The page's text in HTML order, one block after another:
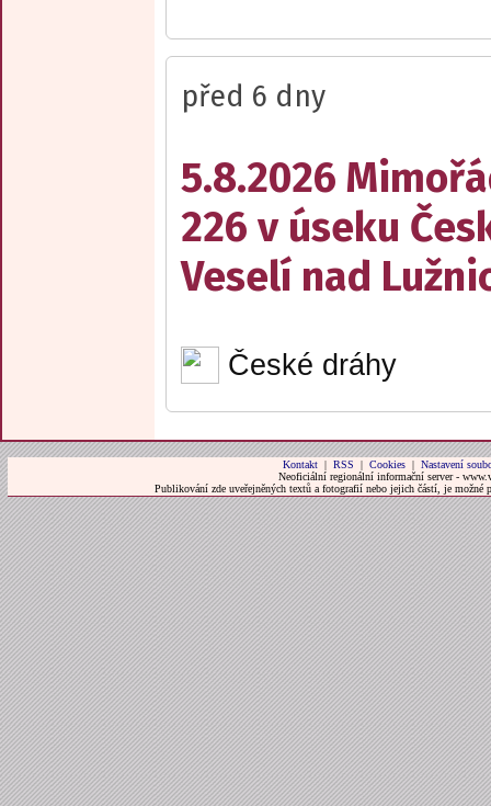
před 6 dny
5.8.2026
226 v úseku
Veselí nad
České dráhy
Kontakt| RSS | Cookies| Nastavení
Neoficiální regionální informační server -
Publikování zde uveřejněných textů a fotografií nebo jejich částí, je možné